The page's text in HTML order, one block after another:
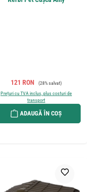
Preț de vânzare:
121 RON Preț obișnuit:
(28% salvat)
Prețuri cu TVA inclus, plus costuri de
transport
ADAUGĂ ÎN COȘ